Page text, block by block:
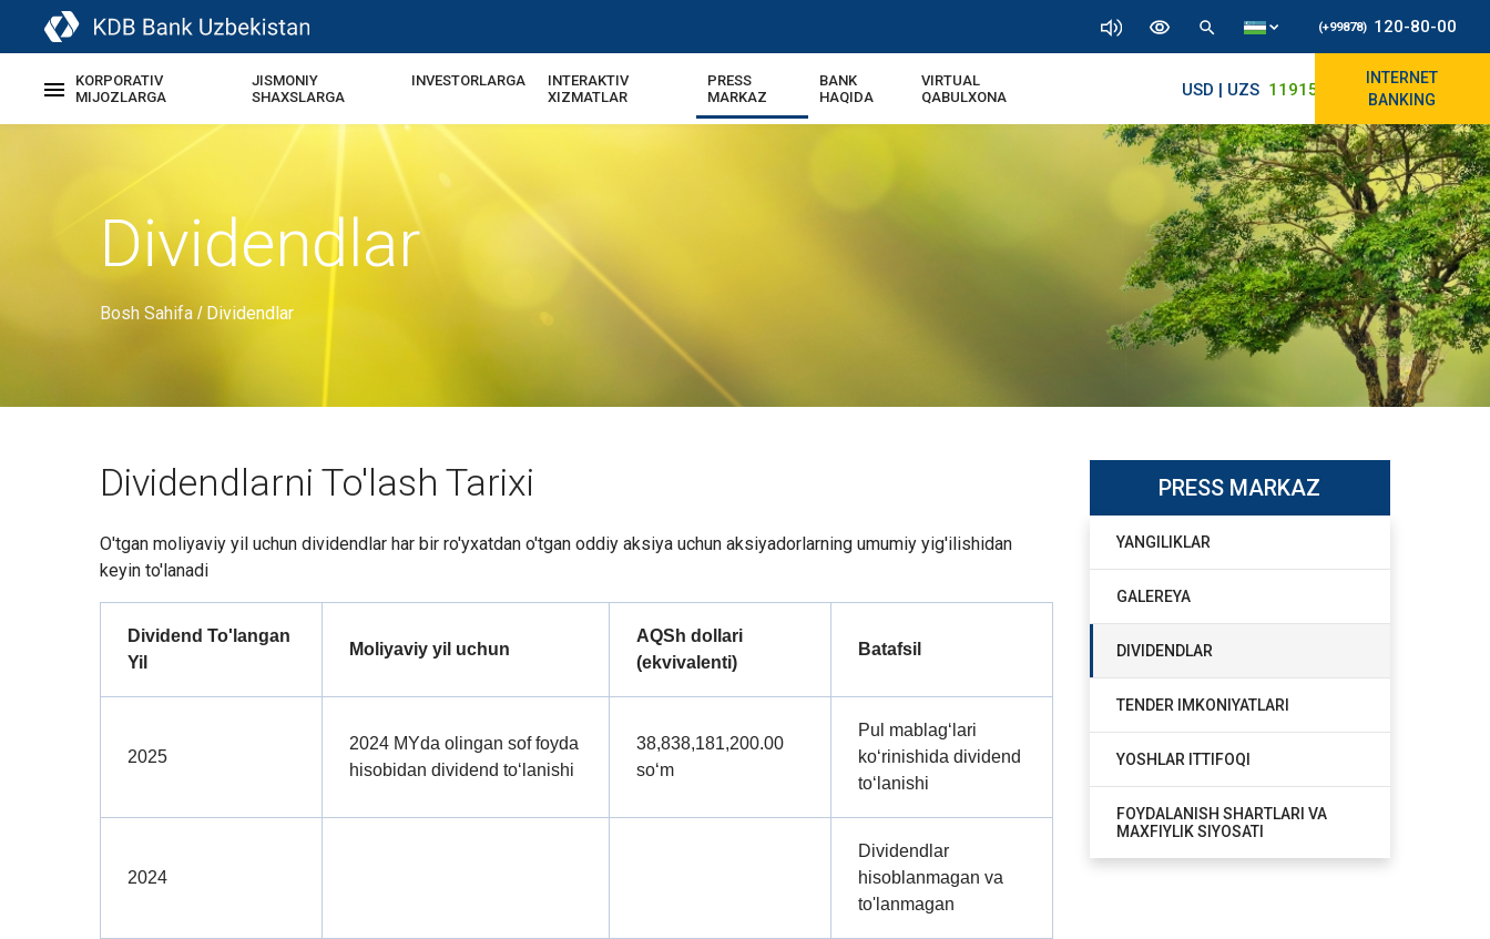
(+99878) 120-80-00
KORPORATIV
MIJOZLARGA
JISMONIY
SHAXSLARGA
INVESTORLARGA
INTERAKTIV
XIZMATLAR
PRESS
MARKAZ
BANK
HAQIDA
VIRTUAL
QABULXONA
USD | UZS 11915.64 11890/12010
INTERNET
BANKING
Dividendlar
Bosh Sahifa / Dividendlar
Dividendlarni To'lash Tarixi
O'tgan moliyaviy yil uchun dividendlar har bir ro'yxatdan o'tgan oddiy aksiya uchun aksiyadorlarning umumiy yig'ilishidan
keyin to'lanadi
Dividend To'langan
Yil
Moliyaviy yil uchun
AQSh dollari
(ekvivalenti)
Batafsil
2025
2024 MYda olingan sof foyda
hisobidan dividend to‘lanishi
38,838,181,200.00
so‘m
Pul mablag‘lari
ko‘rinishida dividend
to‘lanishi
2024
Dividendlar
hisoblanmagan va
to'lanmagan
PRESS MARKAZ
YANGILIKLAR
GALEREYA
DIVIDENDLAR
TENDER IMKONIYATLARI
YOSHLAR ITTIFOQI
FOYDALANISH SHARTLARI VA
MAXFIYLIK SIYOSATI